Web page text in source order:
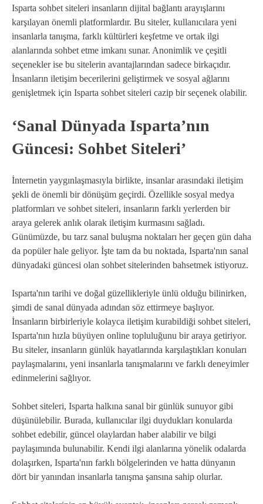
Isparta sohbet siteleri insanların dijital bağlantı arayışlarını
karşılayan önemli platformlardır. Bu siteler, kullanıcılara yeni
insanlarla tanışma, farklı kültürleri keşfetme ve ortak ilgi
alanlarında sohbet etme imkanı sunar. Anonimlik ve çeşitli
seçenekler ise bu sitelerin avantajlarından sadece birkaçıdır.
İnsanların iletişim becerilerini geliştirmek ve sosyal ağlarını
genişletmek için Isparta sohbet siteleri cazip bir seçenek olabilir.
‘Sanal Dünyada Isparta’nın
Güncesi: Sohbet Siteleri’
İnternetin yaygınlaşmasıyla birlikte, insanlar arasındaki iletişim
şekli de önemli bir dönüşüm geçirdi. Özellikle sosyal medya
platformları ve sohbet siteleri, insanların farklı yerlerden bir
araya gelerek anlık olarak iletişim kurmasını sağladı.
Günümüzde, bu tarz sanal buluşma noktaları her geçen gün daha
da popüler hale geliyor. İşte tam da bu noktada, Isparta'nın sanal
dünyadaki güncesi olan sohbet sitelerinden bahsetmek istiyoruz.
Isparta'nın tarihi ve doğal güzellikleriyle ünlü olduğu bilinirken,
şimdi de sanal dünyada adından söz ettirmeye başlıyor.
İnsanların birbirleriyle kolayca iletişim kurabildiği sohbet siteleri,
Isparta'nın hızla büyüyen online topluluğunu bir araya getiriyor.
Bu siteler, insanların günlük hayatlarında karşılaştıkları konuları
paylaşmalarını, yeni insanlarla tanışmalarını ve farklı deneyimler
edinmelerini sağlıyor.
Sohbet siteleri, Isparta halkına sanal bir günlük sunuyor gibi
düşünülebilir. Burada, kullanıcılar ilgi duydukları konularda
sohbet edebilir, güncel olaylardan haber alabilir ve bilgi
paylaşımında bulunabilir. Kendi ilgi alanlarına yönelik odalarda
dolaşırken, Isparta'nın farklı bölgelerinden ve hatta dünyanın
dört bir yanından insanlarla tanışma şansına sahip olurlar.